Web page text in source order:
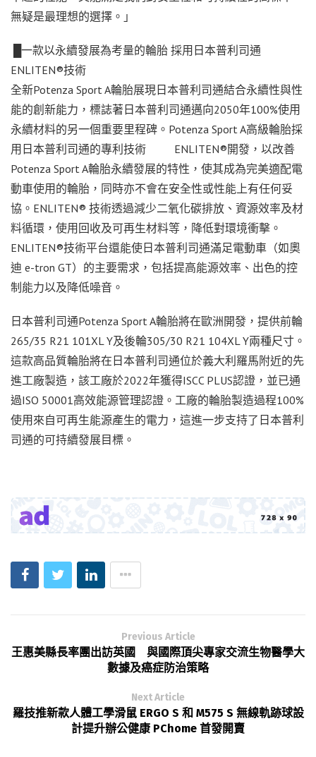
無疑是最理想的選擇。」
█一款以永續發展為考量的輪胎 採用日本普利司通
ENLITEN®技術
全新Potenza Sport A輪胎展現日本普利司通結合永續性與性
能的創新能力，標誌著日本普利司通邁向2050年100%使用
永續材料的另一個重要里程碑。Potenza Sport A高級輪胎採
用日本普利司通的專利技術 ENLITEN®開發，以改善
Potenza Sport A輪胎永續發展的特性，使其成為完美適配電
動車使用的輪胎，同時亦不會在安全性或性能上有任何妥
協。ENLITEN® 技術透過減少二氧化碳排放、資源效率及材
料循環，使用回收及可再生材料等，降低對環境衝擊。
ENLITEN®技術平台還能使日本普利司通滿足電動車（如奧
迪 e-tron GT）的主要需求，包括提高能源效率、出色的控
制能力以及降低噪音。
日本普利司通Potenza Sport A輪胎將在歐洲開發，提供前輪
265/35 R21 101XL Y及後輪305/30 R21 104XL Y兩種尺寸。
這款高品質輪胎將在日本普利司通位於義大利羅馬附近的先
進工廠製造，該工廠於2022年獲得ISCC PLUS認證，並已通
過ISO 50001高效能源管理認證。工廠的輪胎製造過程100%
使用來自可再生能源產生的電力，這進一步支持了日本普利
司通的可持續發展目標。
Previous Article
王惠美縣長率團出訪英國 與國際頂尖專家交流生物醫學大
數據及癌症防治策略
Next Article
羅技推新款人體工學滑鼠 ERGO S 和 M575 S 無線軌跡球設
計提升辦公健康 PChome 首發開賣